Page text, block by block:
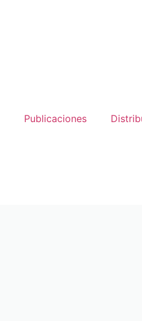
Publicaciones